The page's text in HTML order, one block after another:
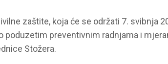
zaštite, koja će se održati 7. svibnja
poduzetim preventivnim radnjama i
Stožera.